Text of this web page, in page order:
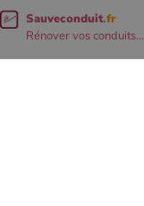
Sauveconduit.fr
Rénover vos conduits...